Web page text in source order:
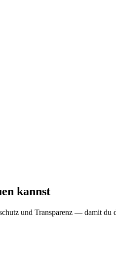
kannst
und Transparenz — damit du